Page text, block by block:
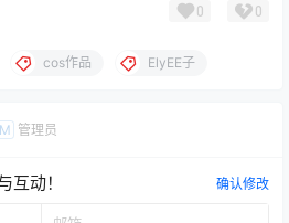
0 0
cos作品 ElyEE子
M 管理员
互动！ 确认修改